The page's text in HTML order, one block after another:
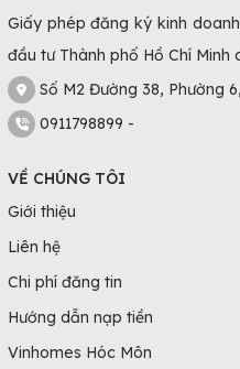
Giấy phép đăng ký kinh
đầu tư Thành phố Hồ Chí Minh
Số M2 Đường 38, Phường
0911798899 -
VỀ CHÚNG TÔI
Giới thiệu
Liên hệ
Chi phí đăng tin
Hướng dẫn nạp tiền
Vinhomes Hóc Môn